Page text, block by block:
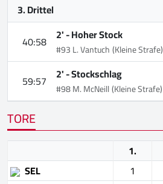
3. Drittel
40:58 2' -Hoher Stock
#93 L. Vantuch(Kleine Strafe)
59:57 2' -Stockschlag
#98 M. McNeill(Kleine Strafe)
TORE
1.
SEL
1